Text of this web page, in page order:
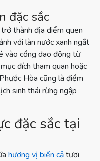
đặc sắc
thành địa điểm quen
với làn nước xanh ngắt
vào cổng dao động từ
đích tham quan hoặc
Hòa cũng là điểm
sinh thái rừng ngập
đặc sắc tại
hương vị biển cảtươi